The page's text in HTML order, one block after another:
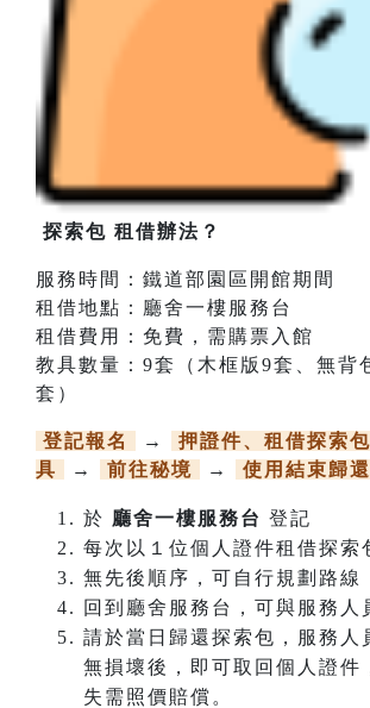
探索包 租借辦法？
服務時間：鐵道部園區開館期間
租借地點：廳舍一樓服務台
租借費用：免費，需購票入館
教具數量：9套（木框版9套、無背
套）
登記報名 → 押證件、租借探索包
具
→ 前往秘境 → 使用結束歸
於 廳舍一樓服務台 登記
每次以１位個人證件租借探索
無先後順序，可自行規劃路線
回到廳舍服務台，可與服務人
請於當日歸還探索包，服務人
無損壞後，即可取回個人證件
失需照價賠償。